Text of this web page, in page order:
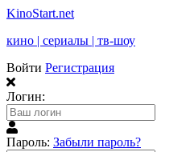
KinoStart.net
кино | сериалы | тв-шоу
Войти Регистрация
Логин:
Пароль: Забыли пароль?